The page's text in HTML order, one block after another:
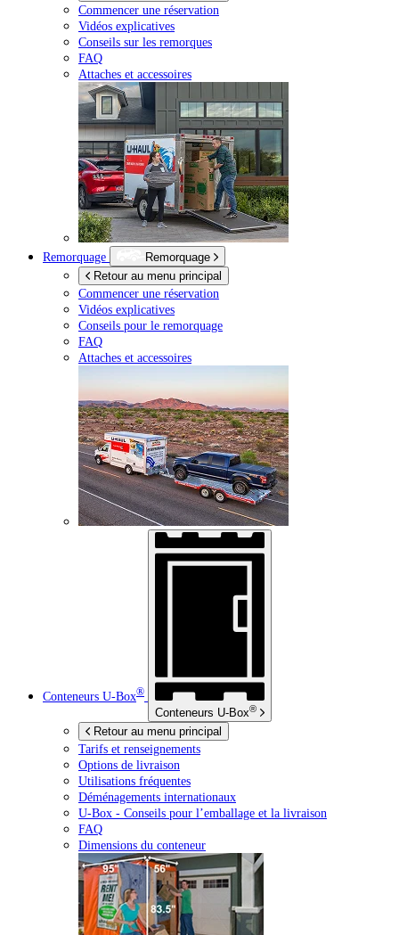
Commencer une réservation
Vidéos explicatives
Conseils sur les remorques
FAQ
Attaches et accessoires
Remorquage
Remorquage
Retour au menu principal
Commencer une réservation
Vidéos explicatives
Conseils pour le remorquage
FAQ
Attaches et accessoires
Conteneurs U-Box®
Conteneurs U-Box®
Retour au menu principal
Tarifs et renseignements
Options de livraison
Utilisations fréquentes
Déménagements internationaux
U-Box - Conseils pour l’emballage et la livraison
FAQ
Dimensions du conteneur